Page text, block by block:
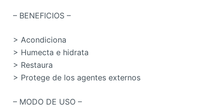
– BENEFICIOS –
> Acondiciona
> Humecta e hidrata
> Restaura
> Protege de los agentes externos
– MODO DE USO –